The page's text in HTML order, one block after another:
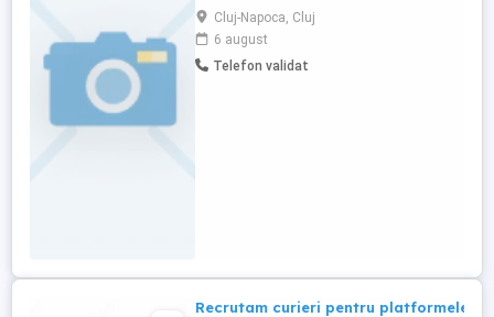
Compania noastră își extinde echipa și
caută curieri livratori entuziaști pentru a se
alătura acestei călătorii pline de
oportunități. Incepe sa castigi bani fara
Cluj-Napoca, Cluj
6 august
Telefon validat
Recrutam curieri pentru platformele